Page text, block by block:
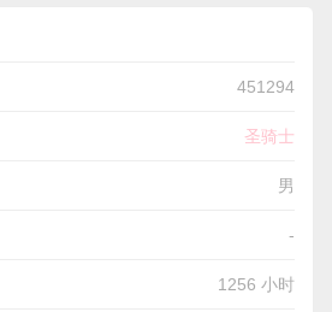
451294
圣骑士
男
-
1256 小时